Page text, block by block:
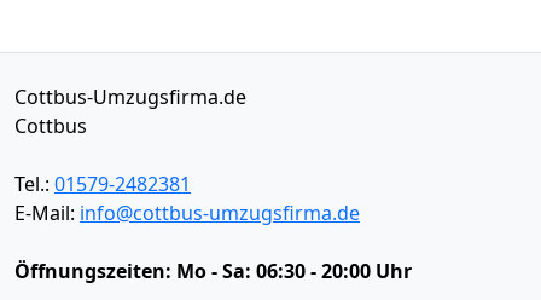
Cottbus-Umzugsfirma.de
Cottbus
Tel.: 01579-2482381
E-Mail: info@cottbus-umzugsfirma.de
Öffnungszeiten: Mo - Sa: 06:30 - 20:00 Uhr